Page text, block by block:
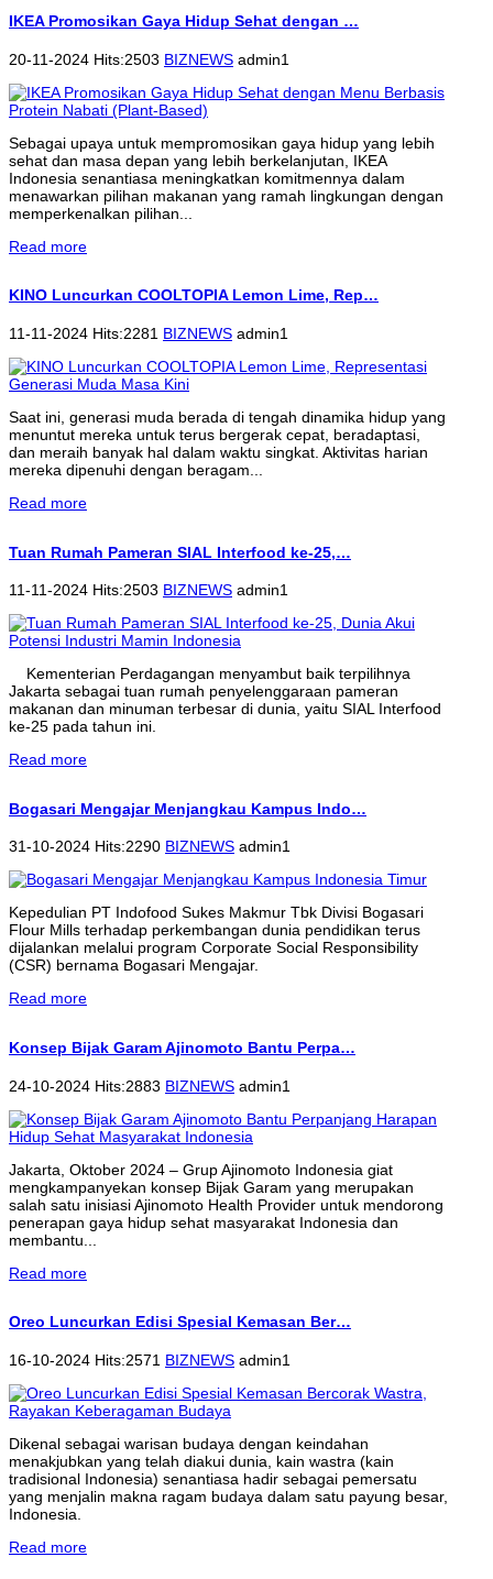
IKEA Promosikan Gaya Hidup Sehat dengan …
20-11-2024 Hits:2503 BIZNEWS admin1
Sebagai upaya untuk mempromosikan gaya hidup yang lebih
sehat dan masa depan yang lebih berkelanjutan, IKEA
Indonesia senantiasa meningkatkan komitmennya dalam
menawarkan pilihan makanan yang ramah lingkungan dengan
memperkenalkan pilihan...
Read more
KINO Luncurkan COOLTOPIA Lemon Lime, Rep…
11-11-2024 Hits:2281 BIZNEWS admin1
Saat ini, generasi muda berada di tengah dinamika hidup yang
menuntut mereka untuk terus bergerak cepat, beradaptasi,
dan meraih banyak hal dalam waktu singkat. Aktivitas harian
mereka dipenuhi dengan beragam...
Read more
Tuan Rumah Pameran SIAL Interfood ke-25,…
11-11-2024 Hits:2503 BIZNEWS admin1
Kementerian Perdagangan menyambut baik terpilihnya
Jakarta sebagai tuan rumah penyelenggaraan pameran
makanan dan minuman terbesar di dunia, yaitu SIAL Interfood
ke-25 pada tahun ini.
Read more
Bogasari Mengajar Menjangkau Kampus Indo…
31-10-2024 Hits:2290 BIZNEWS admin1
Kepedulian PT Indofood Sukes Makmur Tbk Divisi Bogasari
Flour Mills terhadap perkembangan dunia pendidikan terus
dijalankan melalui program Corporate Social Responsibility
(CSR) bernama Bogasari Mengajar.
Read more
Konsep Bijak Garam Ajinomoto Bantu Perpa…
24-10-2024 Hits:2883 BIZNEWS admin1
Jakarta, Oktober 2024 – Grup Ajinomoto Indonesia giat
mengkampanyekan konsep Bijak Garam yang merupakan
salah satu inisiasi Ajinomoto Health Provider untuk mendorong
penerapan gaya hidup sehat masyarakat Indonesia dan
membantu...
Read more
Oreo Luncurkan Edisi Spesial Kemasan Ber…
16-10-2024 Hits:2571 BIZNEWS admin1
Dikenal sebagai warisan budaya dengan keindahan
menakjubkan yang telah diakui dunia, kain wastra (kain
tradisional Indonesia) senantiasa hadir sebagai pemersatu
yang menjalin makna ragam budaya dalam satu payung besar,
Indonesia.
Read more